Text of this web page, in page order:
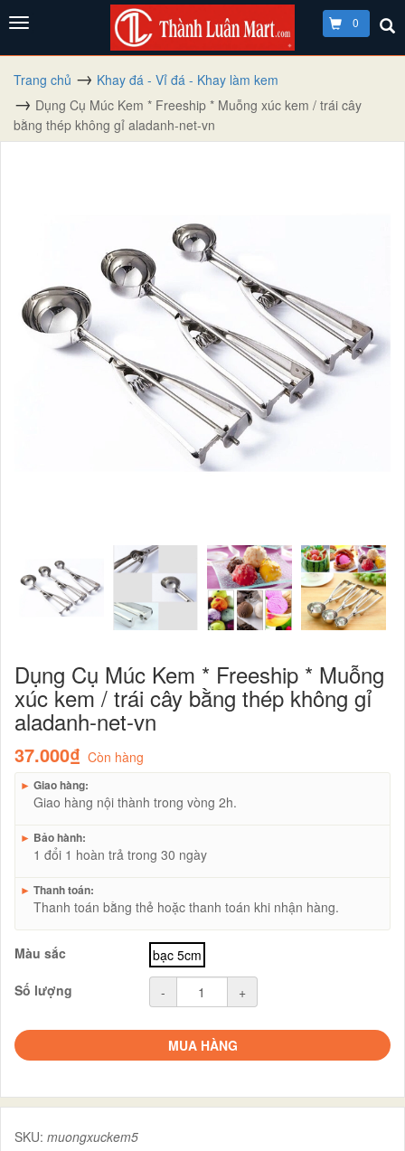
0
Trang chủ
Khay đá - Vỉ đá - Khay làm kem
Dụng Cụ Múc Kem * Freeship * Muỗng xúc kem / trái cây
bằng thép không gỉ aladanh-net-vn
Dụng Cụ Múc Kem * Freeship * Muỗng
xúc kem / trái cây bằng thép không gỉ
aladanh-net-vn
37.000₫ Còn hàng
► Giao hàng:
Giao hàng nội thành trong vòng 2h.
► Bảo hành:
1 đổi 1 hoàn trả trong 30 ngày
► Thanh toán:
Thanh toán bằng thẻ hoặc thanh toán khi nhận hàng.
Màu sắc
bạc 5cm
Số lượng
- +
MUA HÀNG
SKU: muongxuckem5